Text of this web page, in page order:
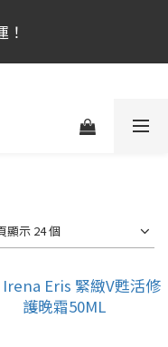
註冊180天内有效，
！
註冊180天内有效，
顯示 24 個